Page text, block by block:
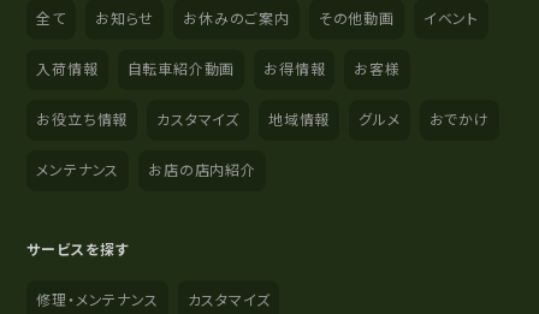
全て お知らせ お休みのご案内 その他動画 イベント
入荷情報 自転車紹介動画 お得情報 お客様
お役立ち情報 カスタマイズ 地域情報 グルメ おでかけ
メンテナンス お店の店内紹介
サービスを探す
修理・メンテナンス カスタマイズ